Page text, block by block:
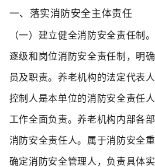
一、落实消防安全主体责任
（一）建立健全消防安全责任制。
逐级和岗位消防安全责任制，明
员及职责。养老机构的法定代表
控制人是本单位的消防安全责任
工作全面负责。养老机构内部各
消防安全责任人。属于消防安全
确定消防安全管理人，负责具体